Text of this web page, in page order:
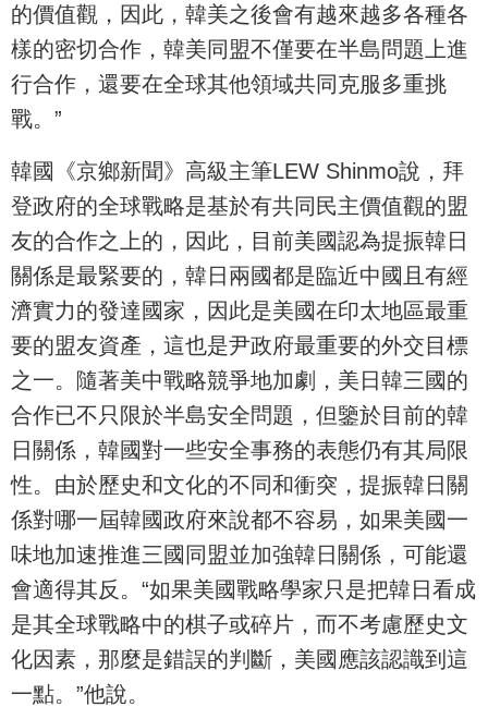
的價值觀，因此，韓美之後會有越來越多各種各
樣的密切合作，韓美同盟不僅要在半島問題上進
行合作，還要在全球其他領域共同克服多重挑
戰。”
韓國《京鄉新聞》高級主筆LEW Shinmo說，拜
登政府的全球戰略是基於有共同民主價值觀的盟
友的合作之上的，因此，目前美國認為提振韓日
關係是最緊要的，韓日兩國都是臨近中國且有經
濟實力的發達國家，因此是美國在印太地區最重
要的盟友資產，這也是尹政府最重要的外交目標
之一。隨著美中戰略競爭地加劇，美日韓三國的
合作已不只限於半島安全問題，但鑒於目前的韓
日關係，韓國對一些安全事務的表態仍有其局限
性。由於歷史和文化的不同和衝突，提振韓日關
係對哪一屆韓國政府來說都不容易，如果美國一
味地加速推進三國同盟並加強韓日關係，可能還
會適得其反。“如果美國戰略學家只是把韓日看成
是其全球戰略中的棋子或碎片，而不考慮歷史文
化因素，那麼是錯誤的判斷，美國應該認識到這
一點。”他說。